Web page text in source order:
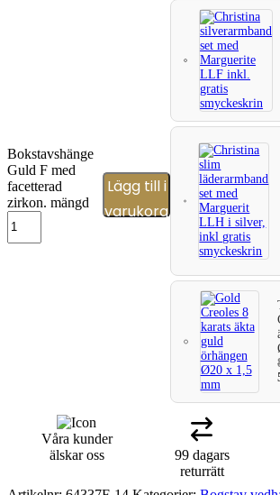
Bokstavshänge
Guld F med
facetterad
zirkon. mängd
Lägg till i
varukorg
Våra kunder
älskar oss
99 dagars
returrätt